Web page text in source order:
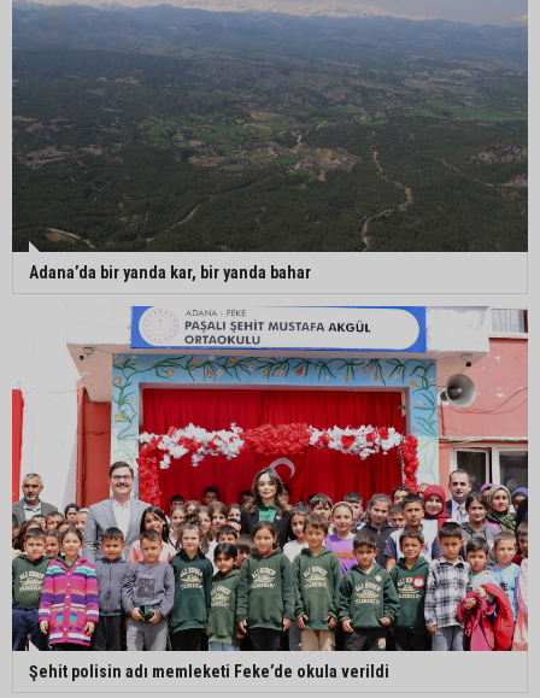
Adana’da bir yanda kar, bir yanda bahar
Şehit polisin adı memleketi Feke’de okula verildi